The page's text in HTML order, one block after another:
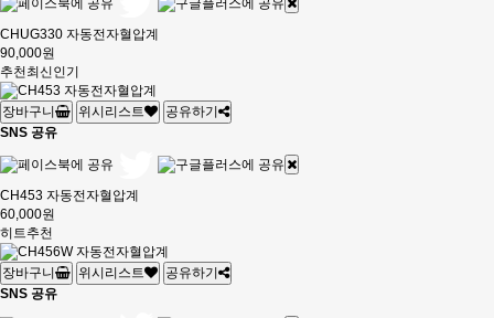
CHUG330 자동전자혈압계
90,000원
추천최신인기
장바구니 위시리스트
공유하기
SNS 공유
CH453 자동전자혈압계
60,000원
히트추천
장바구니 위시리스트
공유하기
SNS 공유